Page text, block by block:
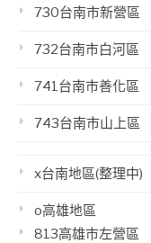
730台南市新營區
732台南市白河區
741台南市善化區
743台南市山上區
x台南地區(整理中)
o高雄地區
813高雄市左營區